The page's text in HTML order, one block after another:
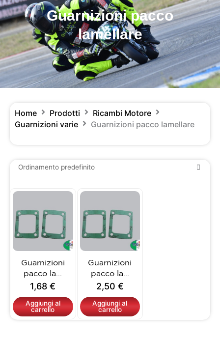
Guarnizioni pacco
lamellare
Home Prodotti
Ricambi Motore
Guarnizioni varie
Guarnizioni pacco lamellare
Guarnizioni
pacco la...
1,68€
Aggiungi al
carrello
Guarnizioni
pacco la...
2,50 €
Aggiungi al
carrello